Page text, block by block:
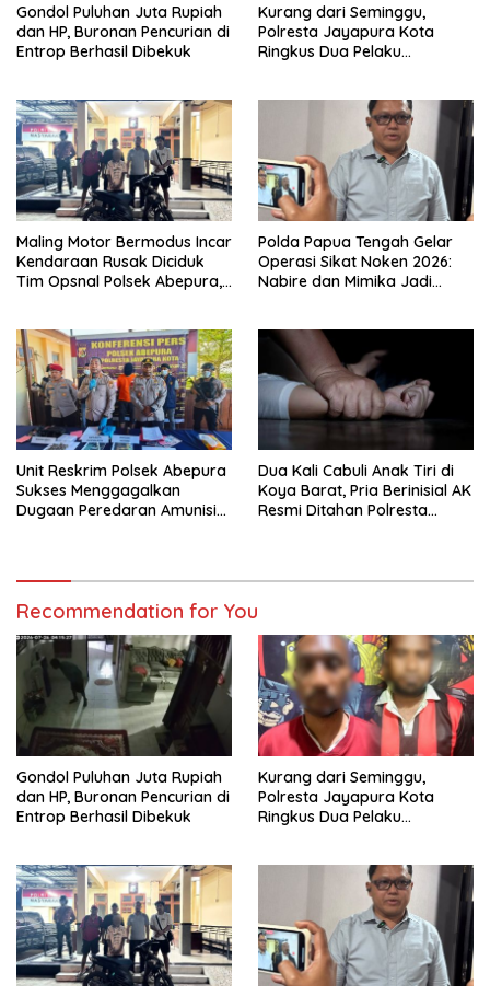
Gondol Puluhan Juta Rupiah
dan HP, Buronan Pencurian di
Entrop Berhasil Dibekuk
Kurang dari Seminggu,
Polresta Jayapura Kota
Ringkus Dua Pelaku
Maling Motor Bermodus Incar
Kendaraan Rusak Diciduk
Tim Opsnal Polsek Abepura,
Polda Papua Tengah Gelar
Operasi Sikat Noken 2026:
Nabire dan Mimika Jadi
Unit Reskrim Polsek Abepura
Sukses Menggagalkan
Dugaan Peredaran Amunisi
Dua Kali Cabuli Anak Tiri di
Koya Barat, Pria Berinisial AK
Resmi Ditahan Polresta
Recommendation for You
Gondol Puluhan Juta Rupiah
dan HP, Buronan Pencurian di
Entrop Berhasil Dibekuk
Kurang dari Seminggu,
Polresta Jayapura Kota
Ringkus Dua Pelaku